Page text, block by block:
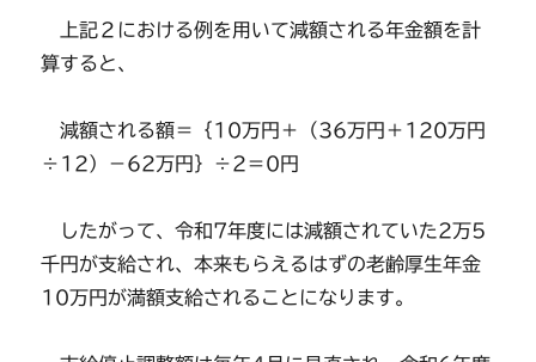
上記２における例を用いて減額される年金額を計
算すると、
減額される額＝｛10万円＋（36万円＋120万円
÷12）－62万円｝÷2＝0円
したがって、令和7年度には減額されていた2万5
千円が支給され、本来もらえるはずの老齢厚生年金
10万円が満額支給されることになります。